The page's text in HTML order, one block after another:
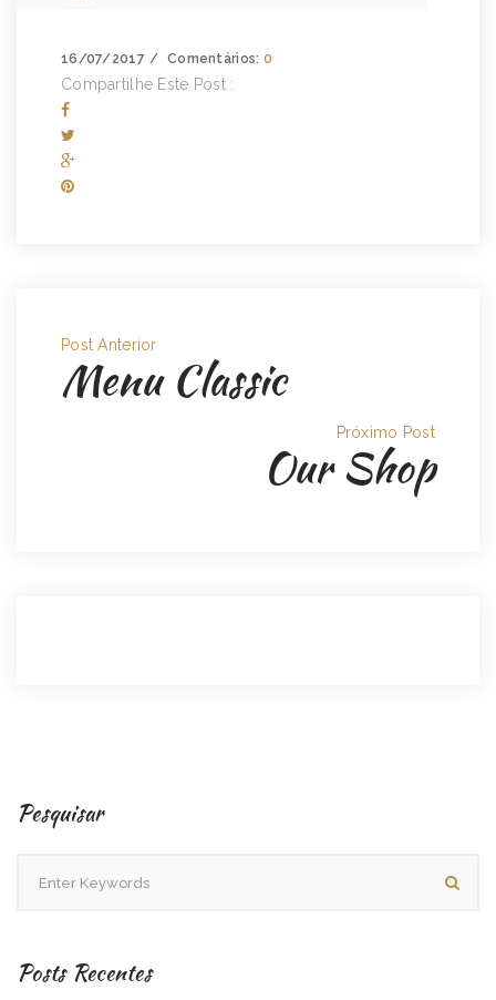
16/07/2017 Comentários: 0
Compartilhe Este Post :
Post Anterior
Menu Classic
Próximo Post
Our Shop
Pesquisar
Posts Recentes